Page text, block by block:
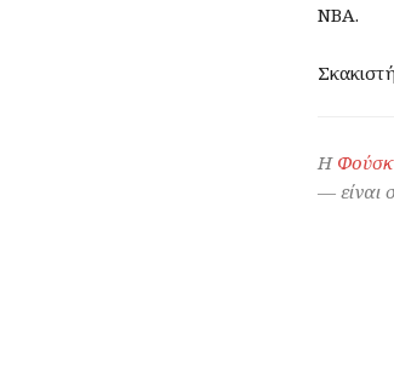
ΝΒΑ.
Η
— είναι